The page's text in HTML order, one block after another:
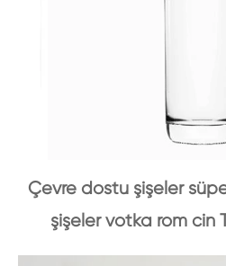
Çevre dostu şişeler
şişeler votka rom cin